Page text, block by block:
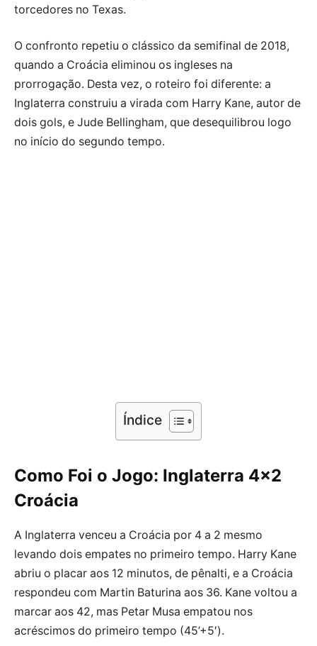
torcedores no Texas.
O confronto repetiu o clássico da semifinal de 2018,
quando a Croácia eliminou os ingleses na
prorrogação. Desta vez, o roteiro foi diferente: a
Inglaterra construiu a virada com Harry Kane, autor de
dois gols, e Jude Bellingham, que desequilibrou logo
no início do segundo tempo.
Índice
Como Foi o Jogo: Inglaterra 4×2
Croácia
A Inglaterra venceu a Croácia por 4 a 2 mesmo
levando dois empates no primeiro tempo. Harry Kane
abriu o placar aos 12 minutos, de pênalti, e a Croácia
respondeu com Martin Baturina aos 36. Kane voltou a
marcar aos 42, mas Petar Musa empatou nos
acréscimos do primeiro tempo (45’+5′).